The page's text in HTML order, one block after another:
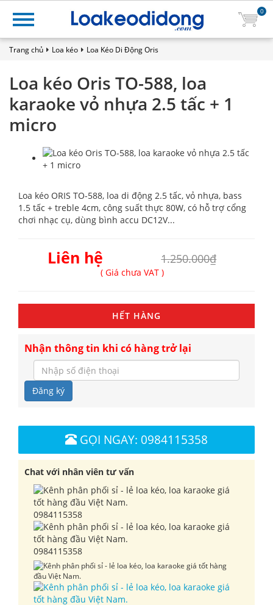
0
Trang chủ Loa kéo Loa Kéo Di Động Oris
Loa kéo Oris TO-588, loa
karaoke vỏ nhựa 2.5 tấc + 1
micro
Loa kéo ORIS TO-588, loa di động 2.5 tấc, vỏ nhựa, bass
1.5 tấc + treble 4cm, công suất thực 80W, có hỗ trợ cổng
chơi nhạc cụ, dùng bình accu DC12V...
Liên hệ 1.250.000₫
( Giá chưa VAT )
HẾT HÀNG
Nhận thông tin khi có hàng trở lại
Đăng ký
GỌI NGAY: 0984115358
Chat với nhân viên tư vấn
0984115358
0984115358